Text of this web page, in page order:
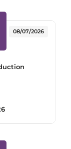
08/07/2026